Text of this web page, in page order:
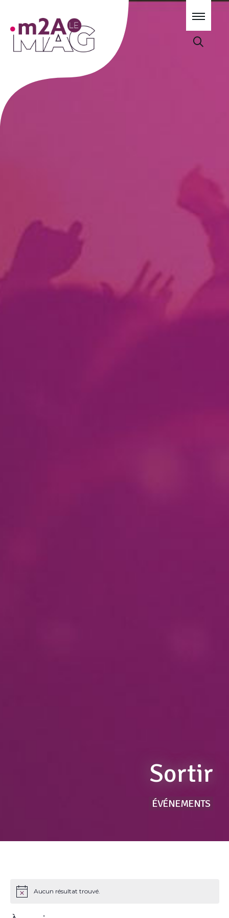
Sortir
ÉVÉNEMENTS
Aucun résultat trouvé.